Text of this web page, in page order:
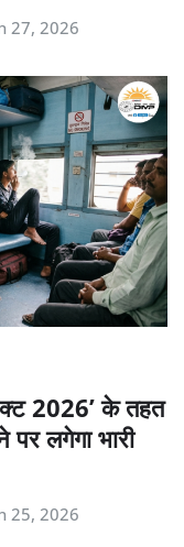
27, 2026
2026’ के तहत
लगेगा भारी
25, 2026